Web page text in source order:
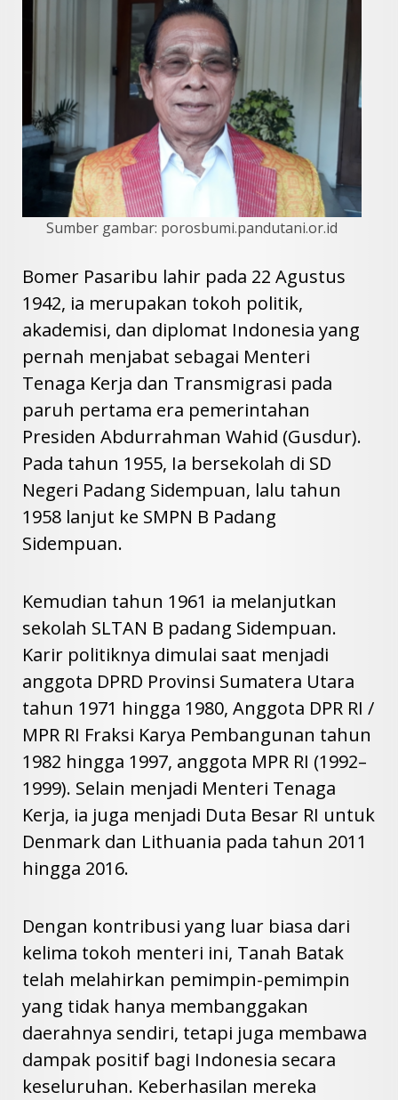
Sumber gambar: porosbumi.pandutani.or.id
Bomer Pasaribu lahir pada 22 Agustus
1942, ia merupakan tokoh politik,
akademisi, dan diplomat Indonesia yang
pernah menjabat sebagai Menteri
Tenaga Kerja dan Transmigrasi pada
paruh pertama era pemerintahan
Presiden Abdurrahman Wahid (Gusdur).
Pada tahun 1955, Ia bersekolah di SD
Negeri Padang Sidempuan, lalu tahun
1958 lanjut ke SMPN B Padang
Sidempuan.
Kemudian tahun 1961 ia melanjutkan
sekolah SLTAN B padang Sidempuan.
Karir politiknya dimulai saat menjadi
anggota DPRD Provinsi Sumatera Utara
tahun 1971 hingga 1980, Anggota DPR RI /
MPR RI Fraksi Karya Pembangunan tahun
1982 hingga 1997, anggota MPR RI (1992–
1999). Selain menjadi Menteri Tenaga
Kerja, ia juga menjadi Duta Besar RI untuk
Denmark dan Lithuania pada tahun 2011
hingga 2016.
Dengan kontribusi yang luar biasa dari
kelima tokoh menteri ini, Tanah Batak
telah melahirkan pemimpin-pemimpin
yang tidak hanya membanggakan
daerahnya sendiri, tetapi juga membawa
dampak positif bagi Indonesia secara
keseluruhan. Keberhasilan mereka